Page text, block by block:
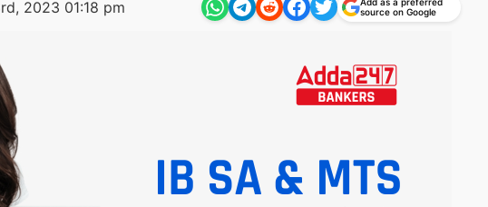
2023 01:18 pm
source on Google